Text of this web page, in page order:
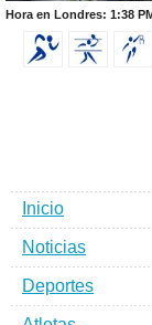
Hora en Londres: 1:38
Inicio
Noticias
Deportes